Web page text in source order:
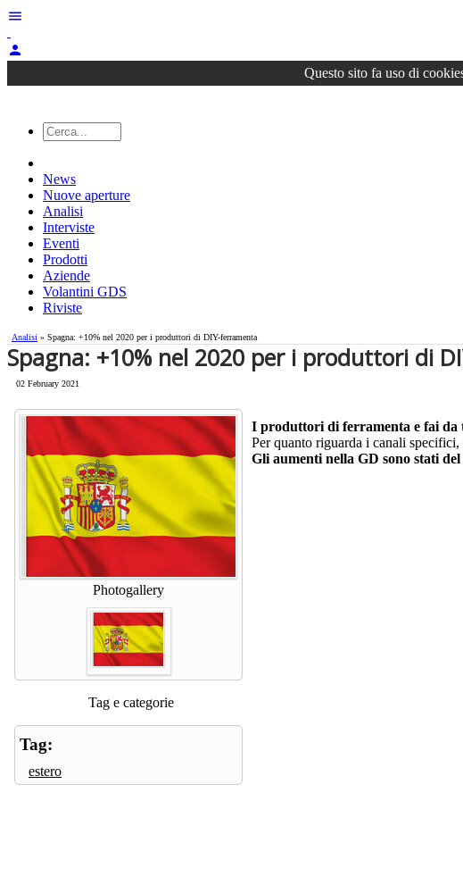
menu
person
Questo sito fa uso di
News
Nuove aperture
Analisi
Interviste
Eventi
Prodotti
Aziende
Volantini GDS
Riviste
Analisi » Spagna: +10% nel 2020 per i produttori di DIY-ferramenta
Spagna: +10% nel 2020 per i produttori di
02 February 2021
Photogallery
Tag e categorie
Tag:
estero
I produttori di ferramenta e fai da
Per quanto riguarda i canali
Gli aumenti nella GD sono stati